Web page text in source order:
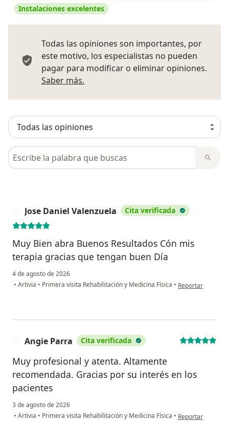
Instalaciones excelentes
Todas las opiniones son importantes, por
este motivo, los especialistas no pueden
pagar para modificar o eliminar opiniones.
Saber más.
Busca en opiniones
Jose Daniel Valenzuela Cita verificada
Muy Bien abra Buenos Resultados Cón mis
terapia gracias que tengan buen Día
4 de agosto de 2026
• Artivia • Primera visita Rehabilitación y Medicina Física • en opinión del
Reportar
Angie Parra Cita verificada
Muy profesional y atenta. Altamente
recomendada. Gracias por su interés en los
pacientes
3 de agosto de 2026
• Artivia • Primera visita Rehabilitación y Medicina Física • en opinión del
Reportar